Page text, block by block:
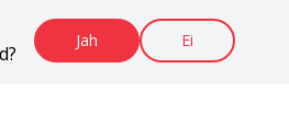
Jah Ei